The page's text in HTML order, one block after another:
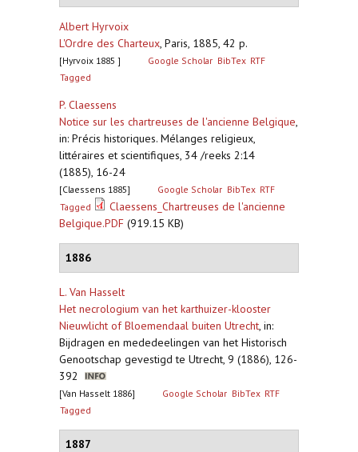
Albert Hyrvoix
L'Ordre des Charteux, Paris, 1885, 42 p.
[Hyrvoix 1885 ] Google Scholar BibTex RTF
Tagged
P. Claessens
Notice sur les chartreuses de l'ancienne Belgique,
in: Précis historiques. Mélanges religieux,
littéraires et scientifiques, 34 /reeks 2:14
(1885), 16-24
[Claessens 1885] Google Scholar BibTex RTF
Tagged
Claessens_Chartreuses de l'ancienne
Belgique.PDF (919.15 KB)
1886
L. Van Hasselt
Het necrologium van het karthuizer-klooster
Nieuwlicht of Bloemendaal buiten Utrecht, in:
Bijdragen en mededeelingen van het Historisch
Genootschap gevestigd te Utrecht, 9 (1886), 126-
392
[Van Hasselt 1886] Google Scholar BibTex RTF
Tagged
1887